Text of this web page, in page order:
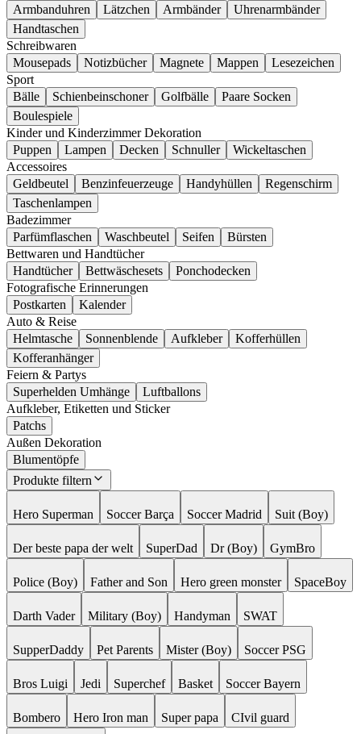
Armbanduhren
Lätzchen Armbänder
Uhrenarmbänder
Handtaschen
Schreibwaren
Mousepads
Notizbücher Magnete Mappen
Lesezeichen
Sport
Bälle
Schienbeinschoner Golfbälle
Paare Socken
Boulespiele
Kinder und Kinderzimmer Dekoration
Puppen
Lampen Decken Schnuller
Wickeltaschen
Accessoires
Geldbeutel
Benzinfeuerzeuge Handyhüllen
Regenschirm
Taschenlampen
Badezimmer
Parfümflaschen
Waschbeutel Seifen
Bürsten
Bettwaren und Handtücher
Handtücher
Bettwäschesets
Ponchodecken
Fotografische Erinnerungen
Postkarten
Kalender
Auto & Reise
Helmtasche
Sonnenblende Aufkleber
Kofferhüllen
Kofferanhänger
Feiern & Partys
Superhelden Umhänge
Luftballons
Aufkleber, Etiketten und Sticker
Patchs
Außen Dekoration
Blumentöpfe
Produkte filtern
Hero Superman Soccer Barça Soccer Madrid Suit (Boy)
Der beste papa der welt SuperDad Dr (Boy) GymBro
Police (Boy) Father and Son Hero green monster SpaceBoy
Darth Vader Military (Boy) Handyman SWAT
SupperDaddy Pet Parents Mister (Boy) Soccer PSG
Bros Luigi Jedi Superchef Basket Soccer Bayern
Bombero Hero Iron man Super papa CIvil guard